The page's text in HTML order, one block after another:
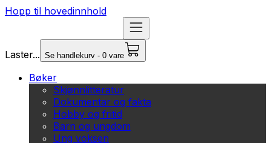
Hopp til hovedinnhold
Laster... Se handlekurv - 0 vare
Bøker
Skjønnlitteratur
Dokumentar og fakta
Hobby og fritid
Barn og ungdom
Ung voksen